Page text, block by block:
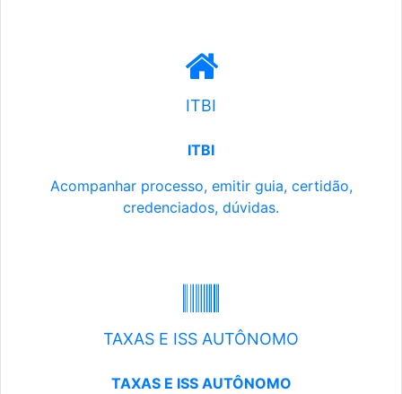
ITBI
ITBI
Acompanhar processo, emitir guia, certidão,
credenciados, dúvidas.
TAXAS E ISS AUTÔNOMO
TAXAS E ISS AUTÔNOMO